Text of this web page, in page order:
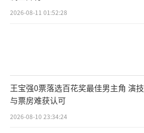
2026-08-11 01:52:28
王宝强0票落选百花奖最佳男主角 演技
与票房难获认可
2026-08-10 23:34:24